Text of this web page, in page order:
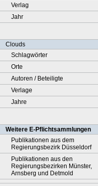
Verlag
Jahr
Clouds
Schlagwörter
Orte
Autoren / Beteiligte
Verlage
Jahre
Weitere E-Pflichtsammlungen
Publikationen aus dem
Regierungsbezirk Düsseldorf
Publikationen aus den
Regierungsbezirken Münster,
Arnsberg und Detmold